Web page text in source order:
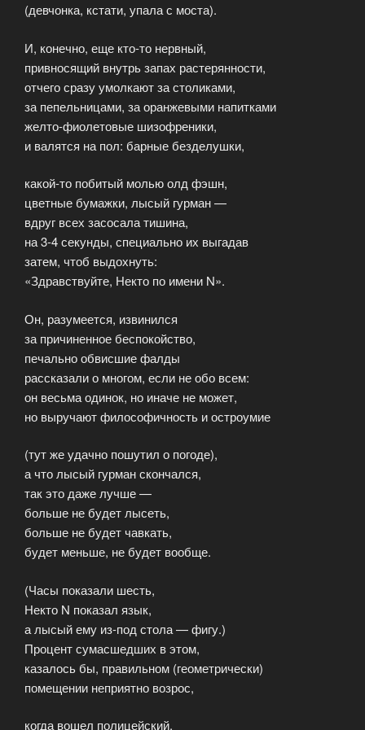
(девчонка, кстати, упала с моста).
И, конечно, еще кто-то нервный,
привносящий внутрь запах растерянности,
отчего сразу умолкают за столиками,
за пепельницами, за оранжевыми напитками
желто-фиолетовые шизофреники,
и валятся на пол: барные безделушки,
какой-то побитый молью олд фэшн,
цветные бумажки, лысый гурман —
вдруг всех засосала тишина,
на 3-4 секунды, специально их выгадав
затем, чтоб выдохнуть:
«Здравствуйте, Некто по имени N».
Он, разумеется, извинился
за причиненное беспокойство,
печально обвисшие фалды
рассказали о многом, если не обо всем:
он весьма одинок, но иначе не может,
но выручают философичность и остроумие
(тут же удачно пошутил о погоде),
а что лысый гурман скончался,
так это даже лучше —
больше не будет лысеть,
больше не будет чавкать,
будет меньше, не будет вообще.
(Часы показали шесть,
Некто N показал язык,
а лысый ему из-под стола — фигу.)
Процент сумасшедших в этом,
казалось бы, правильном (геометрически)
помещении неприятно возрос,
когда вошел полицейский,